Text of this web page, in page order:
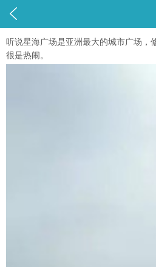

听说星海广场是亚洲最大的城市广场，
很是热闹。